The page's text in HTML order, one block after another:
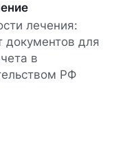
лечения:
документов для
в
РФ